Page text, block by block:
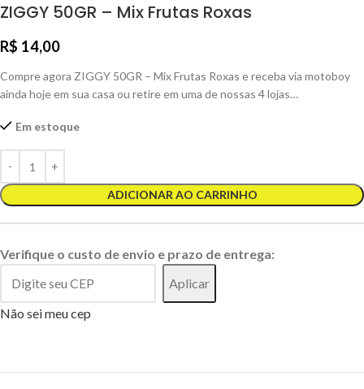
ZIGGY 50GR – Mix Frutas Roxas
R$ 14,00
Compre agora ZIGGY 50GR – Mix Frutas Roxas e receba via motoboy
ainda hoje em sua casa ou retire em uma de nossas 4 lojas…
Em estoque
ADICIONAR AO CARRINHO
Verifique o custo de envio e prazo de entrega:
Aplicar
Não sei meu cep